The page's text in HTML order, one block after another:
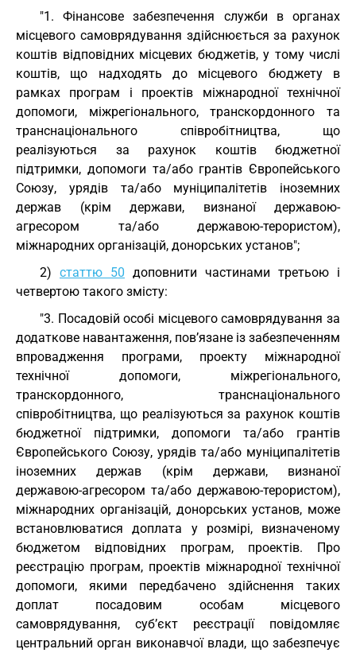
"1. Фінансове забезпечення служби в органах
місцевого самоврядування здійснюється за рахунок
коштів відповідних місцевих бюджетів, у тому числі
коштів, що надходять до місцевого бюджету в
рамках програм і проектів міжнародної технічної
допомоги, міжрегіонального, транскордонного та
транснаціонального співробітництва, що
реалізуються за рахунок коштів бюджетної
підтримки, допомоги та/або грантів Європейського
Союзу, урядів та/або муніципалітетів іноземних
держав (крім держави, визнаної державою-
агресором та/або державою-терористом),
міжнародних організацій, донорських установ";
2) статтю 50 доповнити частинами третьою і
четвертою такого змісту:
"3. Посадовій особі місцевого самоврядування за
додаткове навантаження, пов’язане із забезпеченням
впровадження програми, проекту міжнародної
технічної допомоги, міжрегіонального,
транскордонного, транснаціонального
співробітництва, що реалізуються за рахунок коштів
бюджетної підтримки, допомоги та/або грантів
Європейського Союзу, урядів та/або муніципалітетів
іноземних держав (крім держави, визнаної
державою-агресором та/або державою-терористом),
міжнародних організацій, донорських установ, може
встановлюватися доплата у розмірі, визначеному
бюджетом відповідних програм, проектів. Про
реєстрацію програм, проектів міжнародної технічної
допомоги, якими передбачено здійснення таких
доплат посадовим особам місцевого
самоврядування, суб’єкт реєстрації повідомляє
центральний орган виконавчої влади, що забезпечує